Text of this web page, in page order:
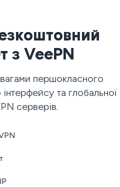
з VeePN
першокласного
та глобальної
серверів.